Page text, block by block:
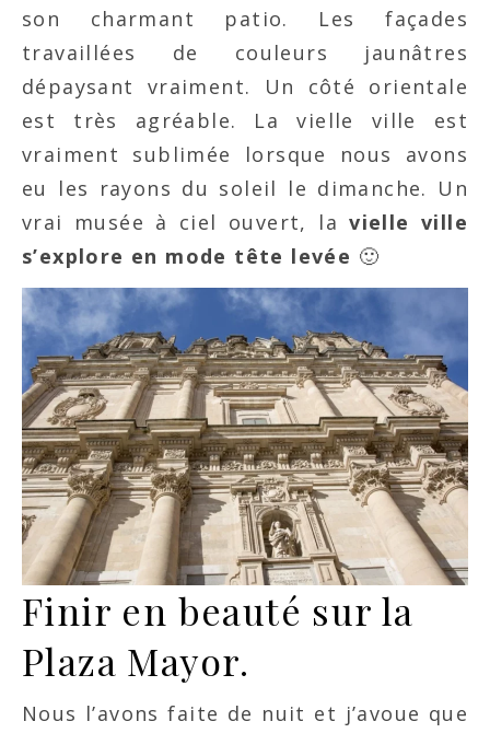
son charmant patio. Les façades
travaillées de couleurs jaunâtres
dépaysant vraiment. Un côté orientale
est très agréable. La vielle ville est
vraiment sublimée lorsque nous avons
eu les rayons du soleil le dimanche. Un
vrai musée à ciel ouvert, la vielle ville
s’explore en mode tête levée 🙂
Finir en beauté sur la
Plaza Mayor.
Nous l’avons faite de nuit et j’avoue que